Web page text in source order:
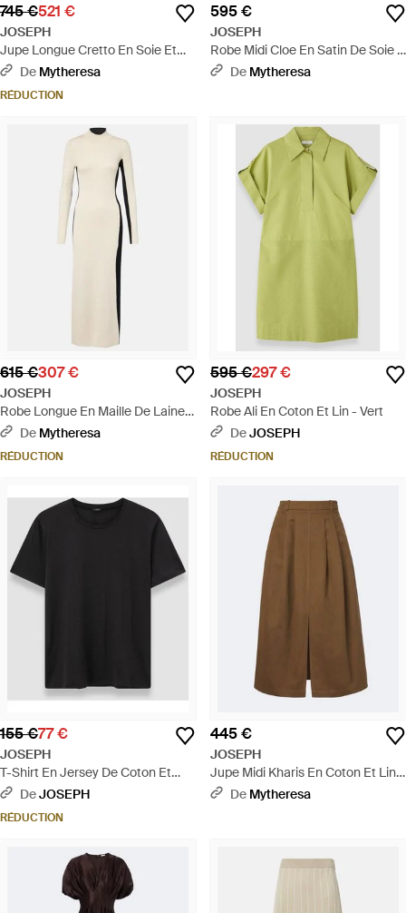
745 €521 €
JOSEPH
Jupe Longue Cretto En Soie Et
Coton - Bleu
De Mytheresa
RÉDUCTION
595 €
JOSEPH
Robe Midi Cloe En Satin De Soie -
NoirDe Mytheresa
615 €307 €
JOSEPH
Robe Longue En Maille De Laine
Et Soie - Neutre
De Mytheresa
RÉDUCTION
595 €297 €
JOSEPH
Robe Ali En Coton Et Lin - Vert
DeJOSEPH
RÉDUCTION
155 €77 €
JOSEPH
T-Shirt En Jersey De Coton Et
Soie - Noir
DeJOSEPH
RÉDUCTION
445 €
JOSEPH
Jupe Midi Kharis En Coton Et Lin -
Marron
De Mytheresa